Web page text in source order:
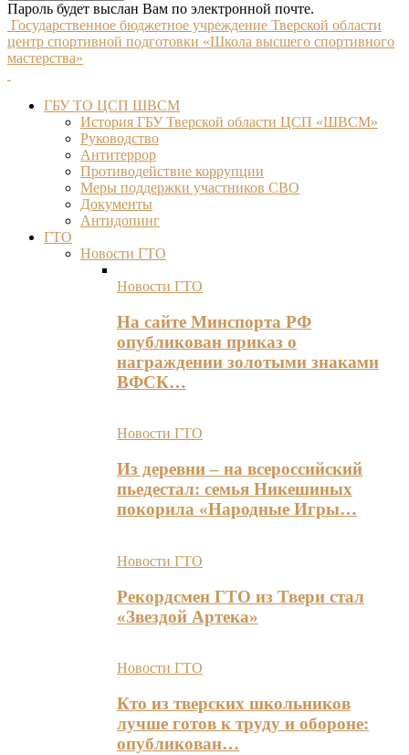
Пароль будет выслан Вам по электронной почте.
Государственное бюджетное учреждение Тверской области
центр спортивной подготовки «Школа высшего спортивного
мастерства»
ГБУ ТО ЦСП ШВСМ
История ГБУ Тверской области ЦСП «ШВСМ»
Руководство
Антитеррор
Противодействие коррупции
Меры поддержки участников СВО
Документы
Антидопинг
ГТО
Новости ГТО
Новости ГТО
На сайте Минспорта РФ
опубликован приказ о
награждении золотыми знаками
ВФСК…
Новости ГТО
Из деревни – на всероссийский
пьедестал: семья Никешиных
покорила «Народные Игры…
Новости ГТО
Рекордсмен ГТО из Твери стал
«Звездой Артека»
Новости ГТО
Кто из тверских школьников
лучше готов к труду и обороне:
опубликован…